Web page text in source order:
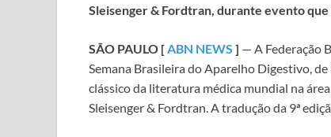
Sleisenger & Fordtran, durante evento
SÃO PAULO [ABN NEWS ] — A Federação
Semana Brasileira do Aparelho Digestivo,
clássico da literatura médica mundial na
Sleisenger & Fordtran. A tradução da 9ª